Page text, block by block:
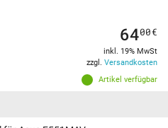
Artikel verfügbar
6400€
inkl. 19% MwSt
zzgl. Versandkosten